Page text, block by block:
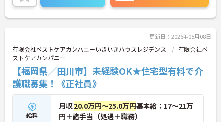
れた地域にお住まいの方もストレス無く通勤してい
ただけます。
更新日：2026年05月08日
有限会社ベストケアカンパニーいきいきハウスレジデンス
有限会社ベ
ストケアカンパニー
【福岡県／田川市】未経験OK★住宅型有料で介
護職募集！《正社員》
給料
月収 20.0万円～25.0万円基本給：17～21万
円＋諸手当（処遇＋職務）